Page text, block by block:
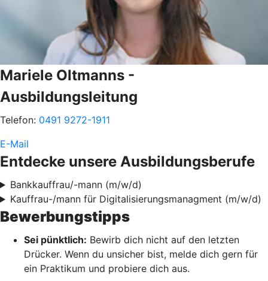
Mariele Oltmanns -
Ausbildungsleitung
Telefon: 0491 9272-1911
E-Mail
Entdecke unsere Ausbildungsberufe
Bankkauffrau/-mann (m/w/d)
Kauffrau-/mann für Digitalisierungsmanagment (m/w/d)
Bewerbungstipps
Sei pünktlich: Bewirb dich nicht auf den letzten
Drücker. Wenn du unsicher bist, melde dich gern für
ein Praktikum und probiere dich aus.